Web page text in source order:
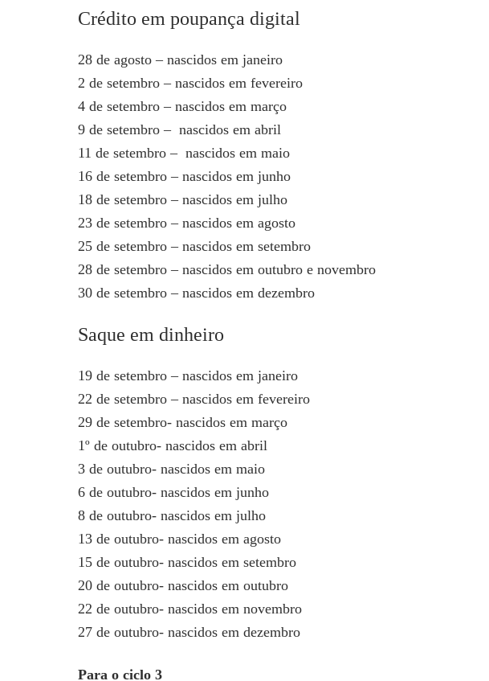
Crédito em poupança digital
28 de agosto – nascidos em janeiro
2 de setembro – nascidos em fevereiro
4 de setembro – nascidos em março
9 de setembro – nascidos em abril
11 de setembro – nascidos em maio
16 de setembro – nascidos em junho
18 de setembro – nascidos em julho
23 de setembro – nascidos em agosto
25 de setembro – nascidos em setembro
28 de setembro – nascidos em outubro e novembro
30 de setembro – nascidos em dezembro
Saque em dinheiro
19 de setembro – nascidos em janeiro
22 de setembro – nascidos em fevereiro
29 de setembro- nascidos em março
1º de outubro- nascidos em abril
3 de outubro- nascidos em maio
6 de outubro- nascidos em junho
8 de outubro- nascidos em julho
13 de outubro- nascidos em agosto
15 de outubro- nascidos em setembro
20 de outubro- nascidos em outubro
22 de outubro- nascidos em novembro
27 de outubro- nascidos em dezembro
Para o ciclo 3